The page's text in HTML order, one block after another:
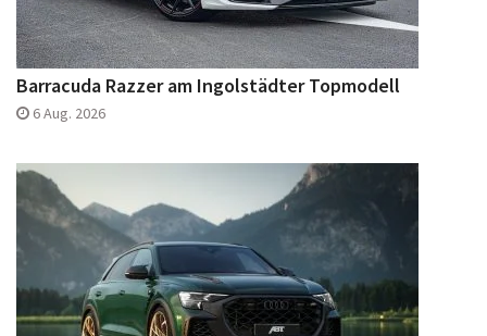
Barracuda Razzer am Ingolstädter Topmodell
6 Aug. 2026